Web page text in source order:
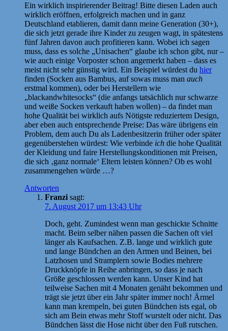
Ein wirklich inspirierender Beitrag! Bitte diesen Laden auch
wirklich eröffnen, erfolgreich machen und in ganz
Deutschland etablieren, damit dann meine Generation (30+),
die sich jetzt gerade ihre Kinder zu zeugen wagt, in spätestens
fünf Jahren davon auch profitieren kann. Wobei ich sagen
muss, dass es solche „Unisachen“ glaube ich schon gibt, nur –
wie auch einige Vorposter schon angemerkt haben – dass es
meist nicht sehr günstig wird. Ein Beispiel würdest du hier
finden (Socken aus Bambus, auf sowas muss man auch
erstmal kommen), oder bei Herstellern wie
„blackandwhitesocks“ (die anfangs tatsächlich nur schwarze
und weiße Socken verkauft haben wollen) – da findet man
hohe Qualität bei wirklich aufs Nötigste reduziertem Design,
aber eben auch entsprechende Preise: Das wäre übrigens ein
Problem, dem auch Du als Ladenbesitzerin früher oder später
gegenüberstehen würdest: Wie verbinde ich die hohe Qualität
der Kleidung und faire Herstellungskonditionen mit Preisen,
die sich ‚ganz normale‘ Eltern leisten können? Ob es wohl
zusammengehen würde …?
Antworten
Franzi sagt:
7. August 2017 um 13:43 Uhr
Doch, geht. Zumindest wenn man geschickte Schnitte
macht. Beim selber nähen passen die Sachen oft viel
länger als Kaufsachen. Z.B. lange und wirklich gute
und lange Bündchen an den Armen und Beinen, bei
Latzhosen und Stramplern sowie Bodies mehrere
Druckknöpfe in Reihe anbringen, so dass je nach
Größe geschlossen werden kann. Unser Kind hat
teilweise Sachen mit 4 Monaten genäht bekommen und
trägt sie jetzt über ein Jahr später immer noch! Ärmel
kann man krempeln, bei guten Bündchen ists egal, ob
sich am Bein etwas mehr Stoff wurstelt oder nicht. Das
Bündchen lässt die Hose nicht über den Fuß rutschen.